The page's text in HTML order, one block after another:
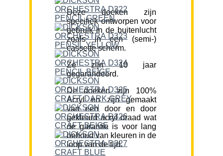
Deze doeken zijn
specifiek ontworpen voor
gebruik in de buitenlucht
zoals in een (semi-)
cassette scherm.
Ze zijn 10 jaar
gegarandeerd.
De doeken zijn 100%
Acryl en zijn gemaakt
van een door en door
gekleurd acryl draad wat
de garantie is voor lang
behoud van kleuren in de
loop van de tijd.